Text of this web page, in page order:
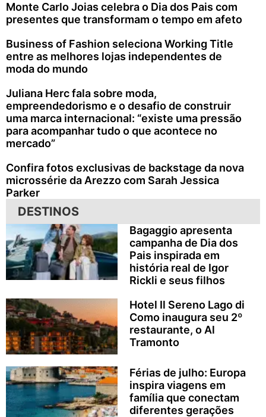
Monte Carlo Joias celebra o Dia dos Pais com
presentes que transformam o tempo em afeto
Business of Fashion seleciona Working Title
entre as melhores lojas independentes de
moda do mundo
Juliana Herc fala sobre moda,
empreendedorismo e o desafio de construir
uma marca internacional: “existe uma pressão
para acompanhar tudo o que acontece no
mercado”
Confira fotos exclusivas de backstage da nova
microssérie da Arezzo com Sarah Jessica
Parker
DESTINOS
Bagaggio apresenta
campanha de Dia dos
Pais inspirada em
história real de Igor
Rickli e seus filhos
Hotel Il Sereno Lago di
Como inaugura seu 2º
restaurante, o Al
Tramonto
Férias de julho: Europa
inspira viagens em
família que conectam
diferentes gerações